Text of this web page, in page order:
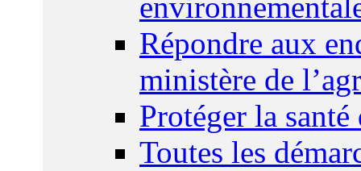
Répondre aux
ministère de
Protéger la
Toutes les